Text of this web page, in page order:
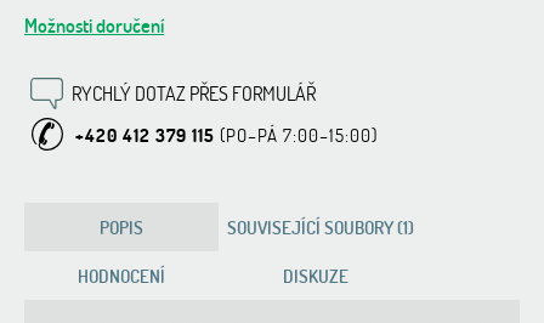
Možnosti doručení
RYCHLÝ DOTAZ PŘES FORMULÁŘ
+420 412 379 115
POPIS
SOUVISEJÍCÍ SOUBORY (1)
HODNOCENÍ
DISKUZE